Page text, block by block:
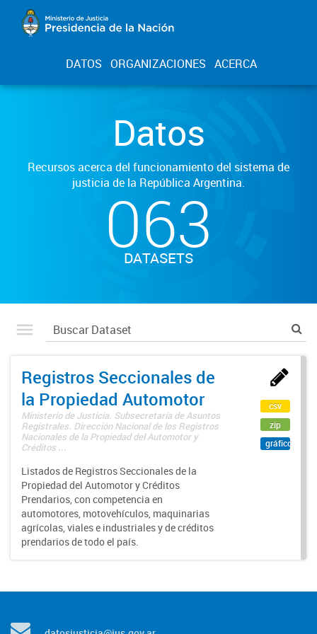
DATOS ORGANIZACIONES ACERCA
Datos
Recursos acerca del funcionamiento del sistema de
justicia de la República Argentina.
063
DATASETS
Registros Seccionales de
la Propiedad Automotor
Ministerio de Justicia. Subsecretaría de Asuntos
Registrales. Dirección Nacional de los Registros
Nacionales de la Propiedad del Automotor y
Créditos ...
Listados de Registros Seccionales de la
Propiedad del Automotor y Créditos
Prendarios, con competencia en
automotores, motovehículos, maquinarias
agrícolas, viales e industriales y de créditos
prendarios de todo el país.
csv
zip
gráfico